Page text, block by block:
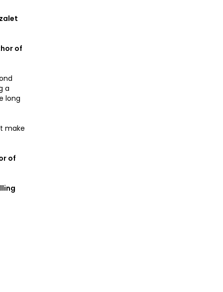
of
a
long
make
of